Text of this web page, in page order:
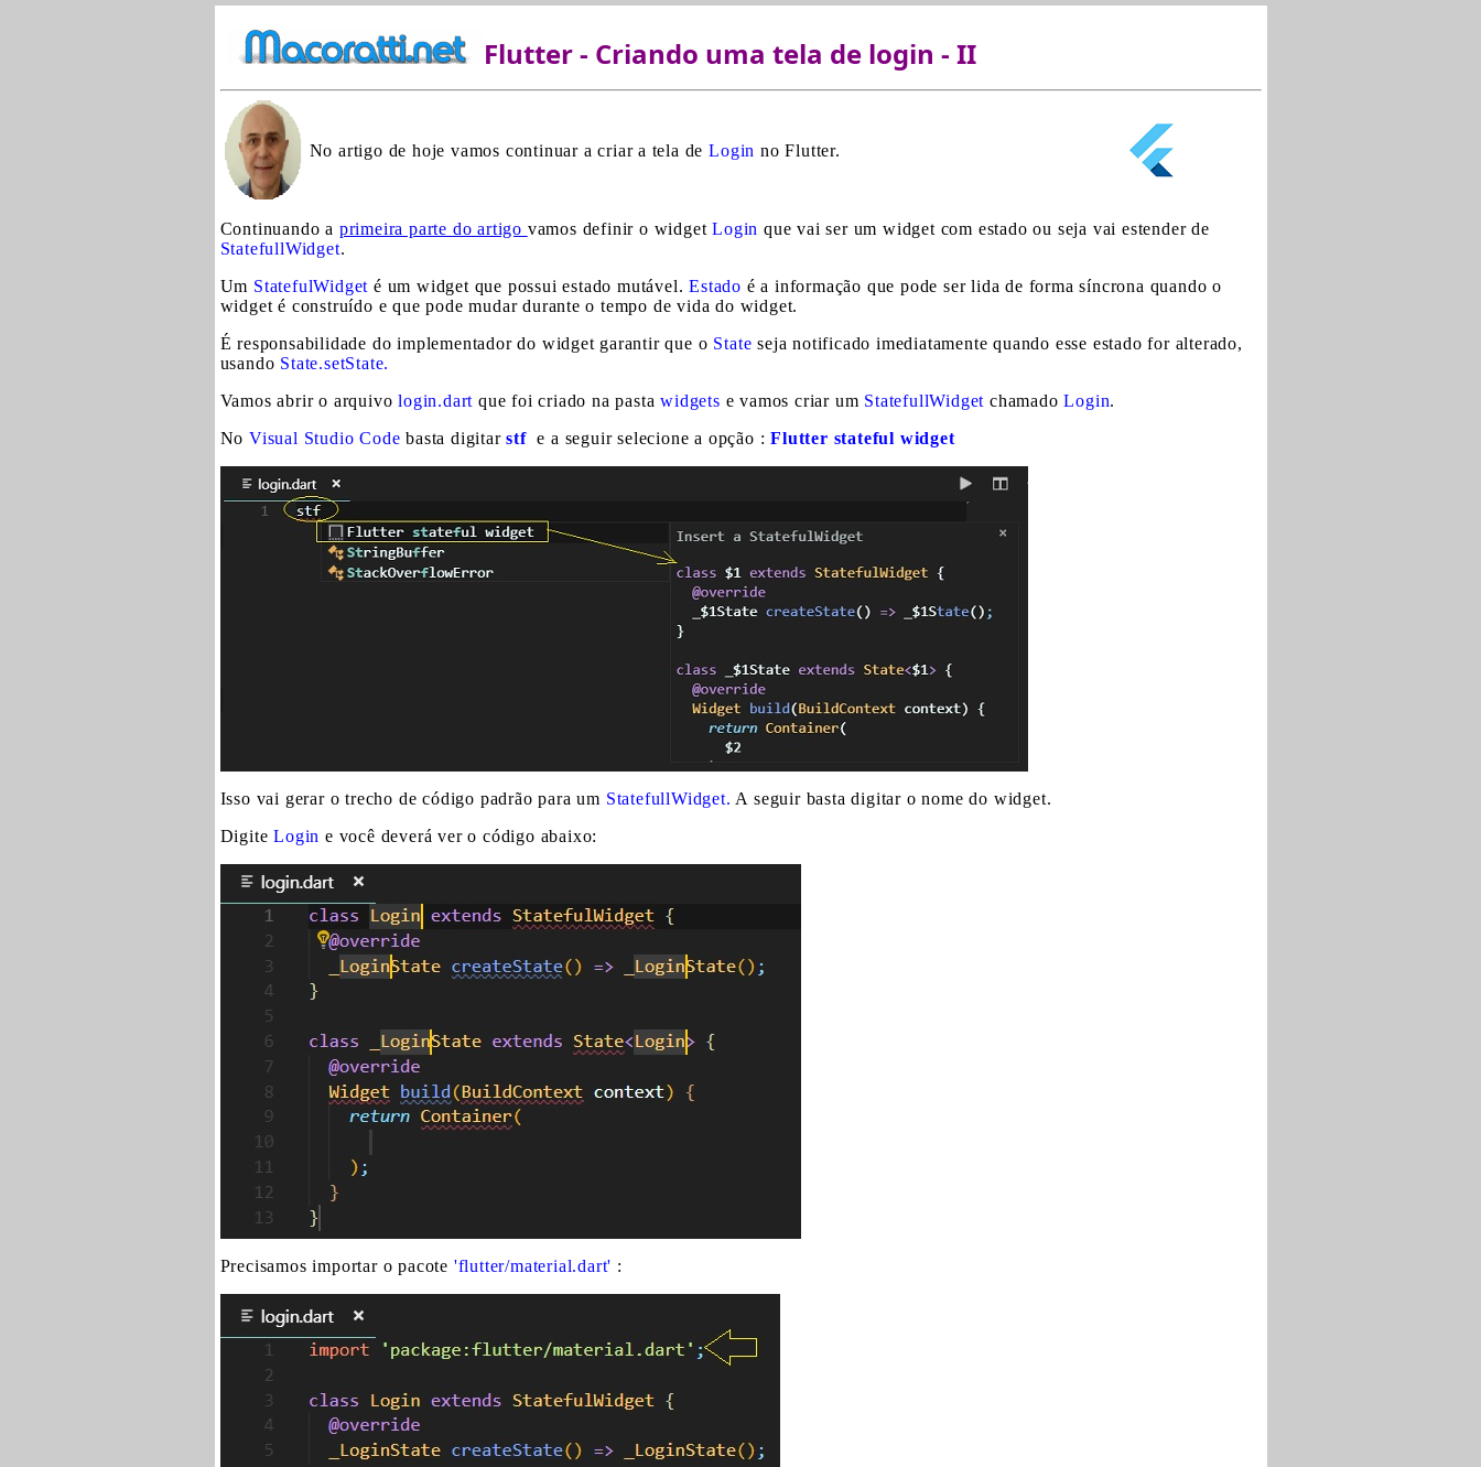
Flutter - Criando uma tela de login - II
No artigo de hoje vamos continuar a criar a tela deLogin no Flutter.
Continuando a primeira parte do artigo vamos definir o widgetLogin que vai ser um widget com estado ou seja vai estender de
StatefullWidget.
Um StatefulWidget é um widget que possui estado mutável.Estado é a informação que pode ser lida de forma síncrona quando o
widget é construído e que pode mudar durante o tempo de vida do widget.
É responsabilidade do implementador do widget garantir que o State seja notificado imediatamente quando esse estado for alterado,
usando State.setState.
Vamos abrir o arquivologin.dart que foi criado na pastawidgets e vamos criar um StatefullWidget chamadoLogin.
No Visual Studio Code basta digitarstfe a seguir selecione a opção :Flutter stateful widget
Isso vai gerar o trecho de código padrão para um StatefullWidget. A seguir basta digitar o nome do widget.
DigiteLogin e você deverá ver o código abaixo:
Precisamos importar o pacote 'flutter/material.dart' :